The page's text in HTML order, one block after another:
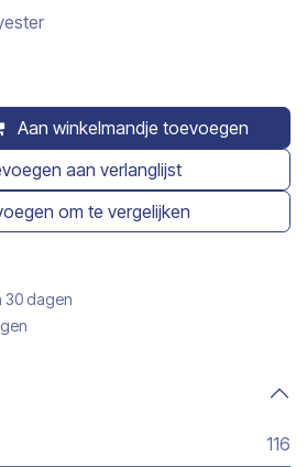
Aan winkelmandje toevoegen
om te vergelijken
aan verlanglijst
30 dagen
116